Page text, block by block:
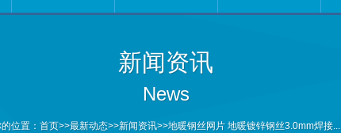
新闻资讯
News
位置： 首页>>最新动态>>新闻资讯>>地暖钢丝网片 地暖镀锌钢丝3.0mm焊接...